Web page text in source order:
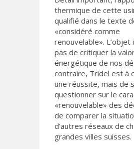
thermique de cette
qualifié dans le texte
«considéré comme
renouvelable». L’objet
pas de critiquer la
énergétique de nos
contraire, Tridel est à
une réussite, mais de
questionner sur le
«renouvelable» des
de comparer la
d’autres réseaux de
grandes villes suisses.